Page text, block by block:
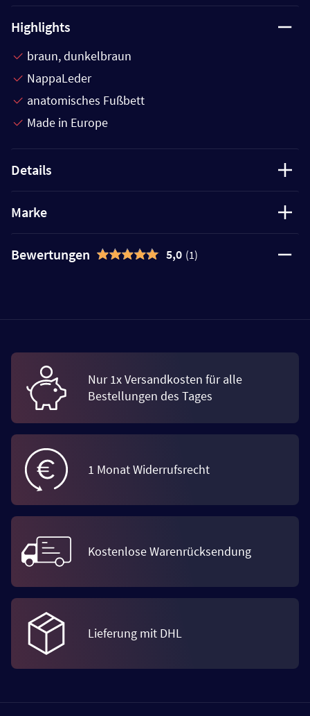
Highlights
braun, dunkelbraun
NappaLeder
anatomisches Fußbett
Made in Europe
Details
Marke
Bewertungen 5,0 (1)
Nur 1x Versandkosten für alle
Bestellungen des Tages
1 Monat Widerrufsrecht
Kostenlose Warenrücksendung
Lieferung mit DHL